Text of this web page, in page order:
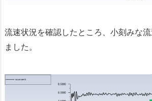
流速状況を確認したところ、小刻みな
ました。